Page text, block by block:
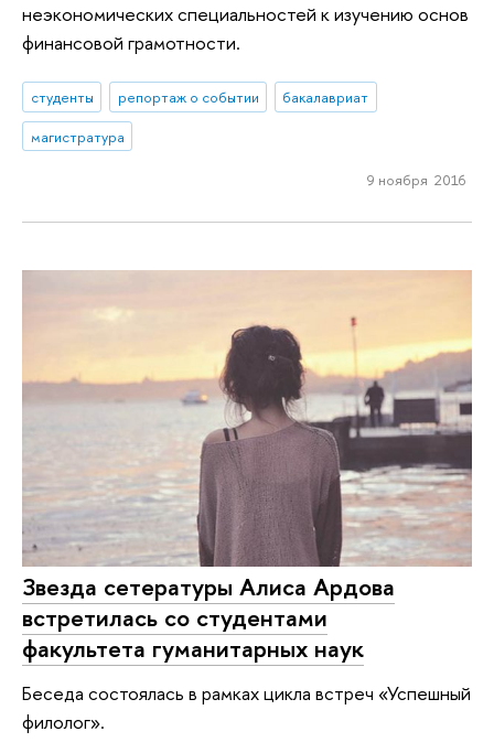
неэкономических специальностей к изучению основ
финансовой грамотности.
студенты репортаж о событии
бакалавриат
магистратура
9 ноября 2016
Звезда сетературы Алиса Ардова
встретилась со студентами
факультета гуманитарных наук
Беседа состоялась в рамках цикла встреч «Успешный
филолог».